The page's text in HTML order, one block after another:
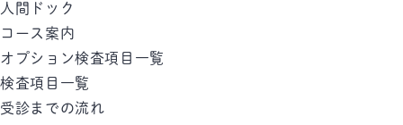
人間ドック
コース案内
オプション検査項目一覧
検査項目一覧
受診までの流れ